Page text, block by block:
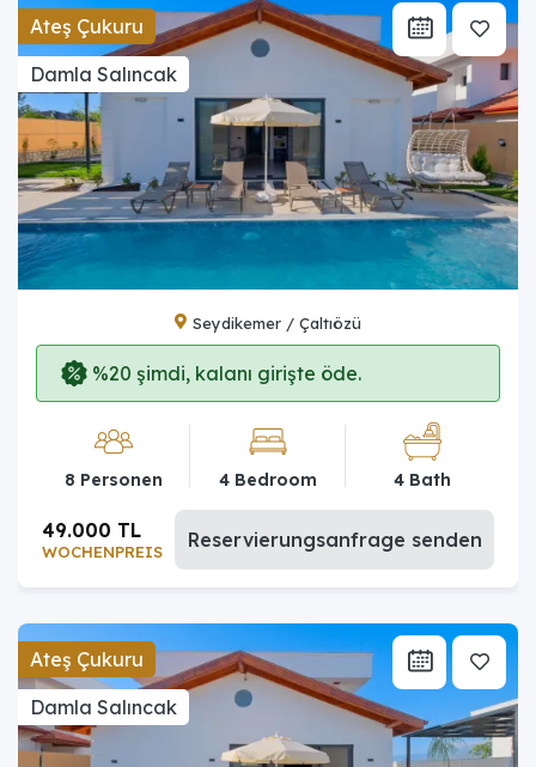
Ateş Çukuru
Damla Salıncak
Seydikemer / Çaltıözü
%20 şimdi, kalanı girişte öde.
8 Personen 4 Bedroom 4 Bath
WOCHENPREIS
49.000 TL Reservierungsanfrage senden
Ateş Çukuru
Damla Salıncak